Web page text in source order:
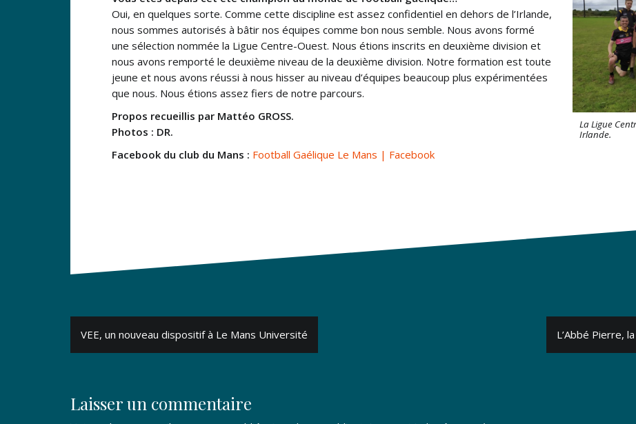
La Ligue
Irlande.
Oui, en quelques sorte. Comme cette discipline est assez confidentiel en dehors de l’Irlande,
nous sommes autorisés à bâtir nos équipes comme bon nous semble. Nous avons formé
une sélection nommée la Ligue Centre-Ouest. Nous étions inscrits en deuxième division et
nous avons remporté le deuxième niveau de la deuxième division. Notre formation est toute
jeune et nous avons réussi à nous hisser au niveau d’équipes beaucoup plus expérimentées
que nous. Nous étions assez fiers de notre parcours.
Propos recueillis par Mattéo GROSS.
Photos : DR.
Facebook du club du Mans : Football Gaélique Le Mans | Facebook
Navigation
de
VEE, un nouveau dispositif à Le Mans Université L’Abbé Pierre,
Laisser un commentaire